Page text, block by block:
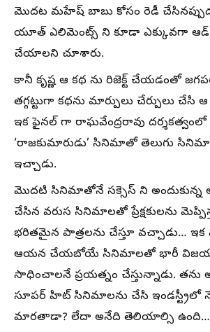
మొదట మహేష్ బాబు కోసం రెడీ
యూత్ ఎలిమెంట్స్ ని కూడా ఎక్కువగా
చేయాలని చూశారు.
కానీ కృష్ణ ఆ కథ ను రిజెక్ట్ చేయడంతో
తగ్గట్టుగా కథను మార్పులు చేర్పులు
ఇక ఫైనల్ గా రాఘవేంద్రరావు
‘రాజకుమారుడు’ సినిమాతో తెలుగు సినిమా
ఇచ్చాడు.
మొదటి సినిమాతోనే సక్సెస్ ని
చేసిన వరుస సినిమాలతో ప్రేక్షకులను
భరితమైన పాత్రలను చేస్తూ వచ్చాడు…
ఆయన చేయబోయే సినిమాలతో భారీ
సాధించాలనే ప్రయత్నం చేస్తున్నాడు. తను
సూపర్ హిట్ సినిమాలను చేసి ఇండస్ట్రీలో
మారతాడా? లేదా అనేది తెలియాల్సి ఉంది…